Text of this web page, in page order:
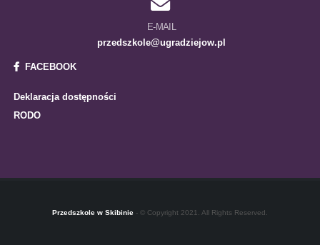
E-MAIL
przedszkole@ugradziejow.pl
FACEBOOK
Deklaracja dostępności
RODO
Przedszkole w Skibinie - © Copyright 2021. All Rights Reserved.